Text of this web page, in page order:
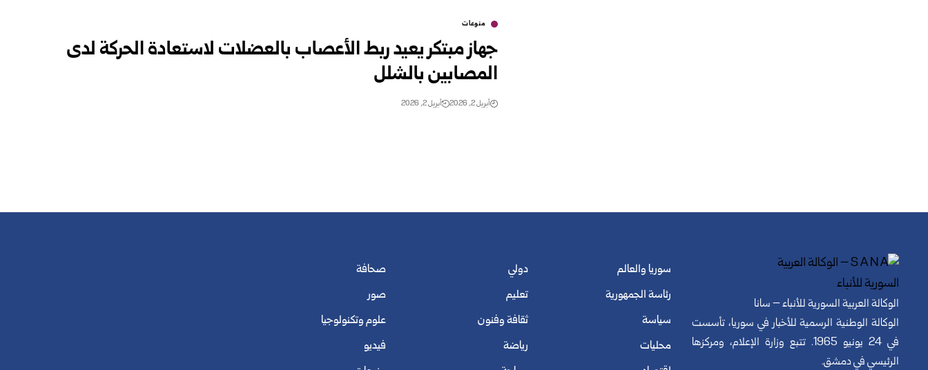
منوعات
جهاز مبتكر يعيد ربط الأعصاب بالعضلات لاستعادة الحركة لدى
المصابين بالشلل
أبريل 2, 2026 أبريل 2, 2026
الوكالة العربية السورية للأنباء – سانا
الوكالة الوطنية الرسمية للأخبار في سوريا، تأسست
في 24 يونيو 1965. تتبع وزارة الإعلام، ومركزها
الرئيسي في دمشق.
سوريا والعالم
رئاسة الجمهورية
سياسة
محليات
دولي
تعليم
ثقافة وفنون
رياضة
صحافة
صور
علوم وتكنولوجيا
فيديو